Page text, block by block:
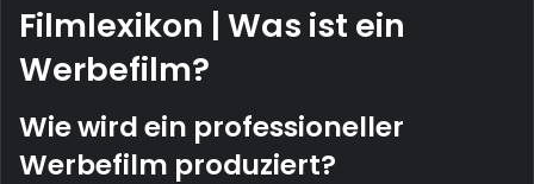
Filmlexikon | Was ist ein
Werbefilm?
Wie wird ein professioneller
Werbefilm produziert?